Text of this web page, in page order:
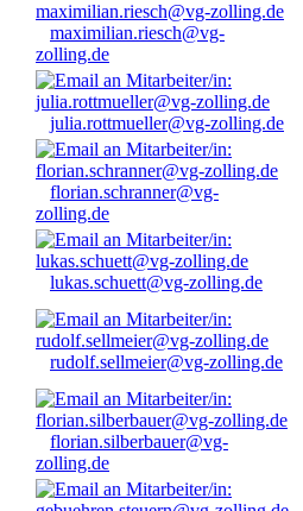
maximilian.riesch@vg-
zolling.de
julia.rottmueller@vg-zolling.de
florian.schranner@vg-
zolling.de
lukas.schuett@vg-zolling.de
rudolf.sellmeier@vg-zolling.de
florian.silberbauer@vg-
zolling.de